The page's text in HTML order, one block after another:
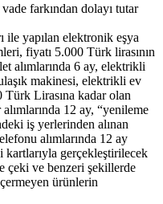
farkından dolayı tutar
ile yapılan elektronik eşya
fiyatı 5.000 Türk lirasının
alımlarında 6 ay, elektrikli
makinesi, elektrikli ev
Türk Lirasına kadar olan
12 ay, “yenileme
iş yerlerinden alınan
alımlarında 12 ay
gerçekleştirilecek
çeki ve benzeri şekillerde
ürünlerin